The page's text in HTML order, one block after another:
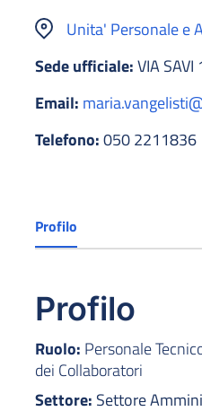
Unita' Personale e
Sede ufficiale:VIA
Email:
Telefono:050 2211836
Profilo
Profilo
Ruolo: Personale
dei Collaboratori
Settore: Settore